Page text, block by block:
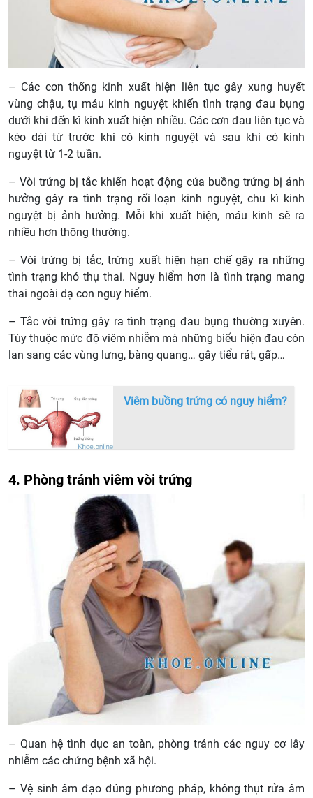
– Các cơn thống kinh xuất hiện liên tục gây xung huyết
vùng chậu, tụ máu kinh nguyệt khiến tình trạng đau bụng
dưới khi đến kì kinh xuất hiện nhiều. Các cơn đau liên tục và
kéo dài từ trước khi có kinh nguyệt và sau khi có kinh
nguyệt từ 1-2 tuần.
– Vòi trứng bị tắc khiến hoạt động của buồng trứng bị ảnh
hưởng gây ra tình trạng rối loạn kinh nguyệt, chu kì kinh
nguyệt bị ảnh hưởng. Mỗi khi xuất hiện, máu kinh sẽ ra
nhiều hơn thông thường.
– Vòi trứng bị tắc, trứng xuất hiện hạn chế gây ra những
tình trạng khó thụ thai. Nguy hiểm hơn là tình trạng mang
thai ngoài dạ con nguy hiểm.
– Tắc vòi trứng gây ra tình trạng đau bụng thường xuyên.
Tùy thuộc mức độ viêm nhiễm mà những biểu hiện đau còn
lan sang các vùng lưng, bàng quang… gây tiểu rát, gấp…
Viêm buồng trứng có nguy hiểm?
4. Phòng tránh viêm vòi trứng
– Quan hệ tình dục an toàn, phòng tránh các nguy cơ lây
nhiễm các chứng bệnh xã hội.
– Vệ sinh âm đạo đúng phương pháp, không thụt rửa âm